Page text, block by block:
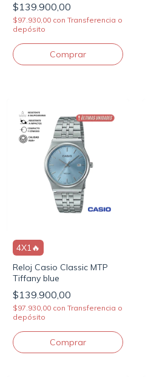
$139.900,00
$97.930,00 con Transferencia o
depósito
4X1🔥
Reloj Casio Classic MTP
Tiffany blue
$139.900,00
$97.930,00 con Transferencia o
depósito